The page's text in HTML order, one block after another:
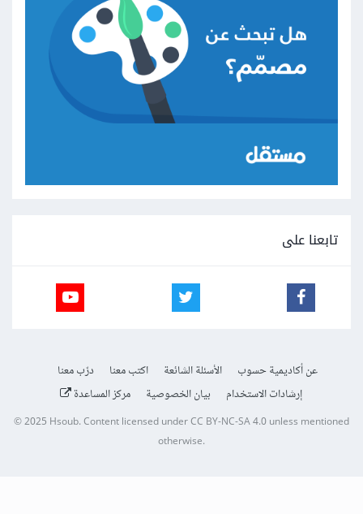
تابعنا على
عن أكاديمية حسوب الأسئلة الشائعة اكتب معنا
درّب معنا
إرشادات الاستخدام
بيان الخصوصية مركز المساعدة
© 2025 Hsoub.Content licensed underCC BY-NC-SA 4.0unless mentioned
otherwise.